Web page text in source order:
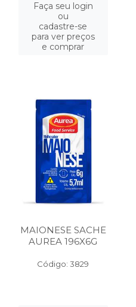
Faça seu login
ou
cadastre-se
para ver preços
e comprar
MAIONESE SACHE
AUREA 196X6G
Código: 3829